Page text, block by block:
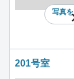
写真を
201号室